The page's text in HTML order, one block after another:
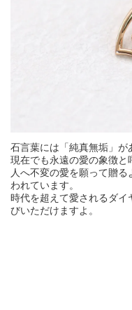
石言葉には「純真無垢」が
現在でも永遠の愛の象徴と
人へ不変の愛を願って贈
われています。
時代を超えて愛されるダ
びいただけますよ。